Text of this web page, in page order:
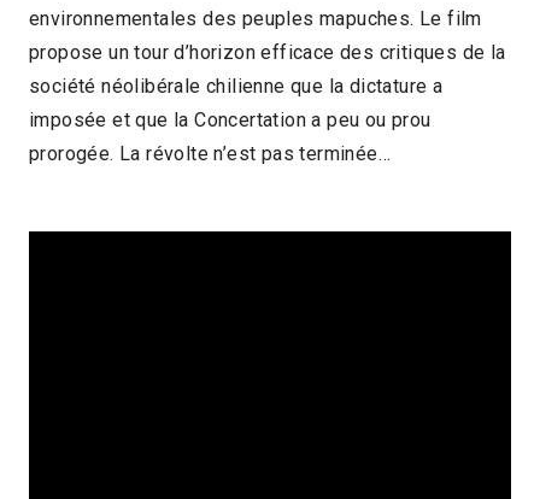
environnementales des peuples mapuches. Le film
propose un tour d’horizon efficace des critiques de la
société néolibérale chilienne que la dictature a
imposée et que la Concertation a peu ou prou
prorogée. La révolte n’est pas terminée…